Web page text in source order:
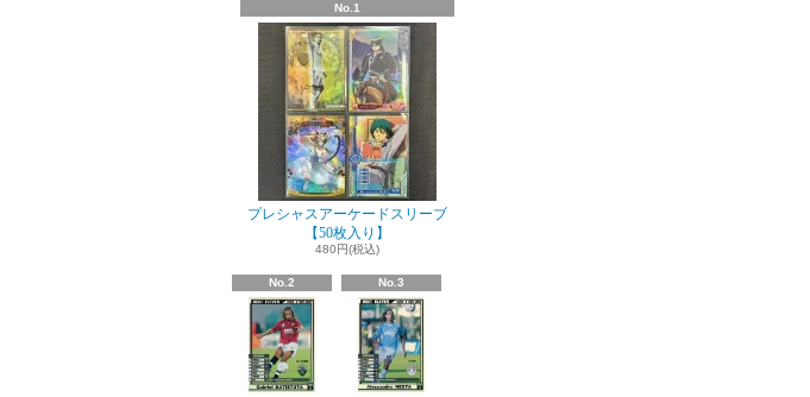
No.1
プレシャスアーケードスリーブ
【50枚入り】
480円(税込)
No.2 No.3